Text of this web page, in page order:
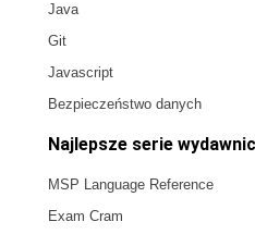
Java
Git
Javascript
Bezpieczeństwo danych
Najlepsze serie
MSP Language Reference
Exam Cram